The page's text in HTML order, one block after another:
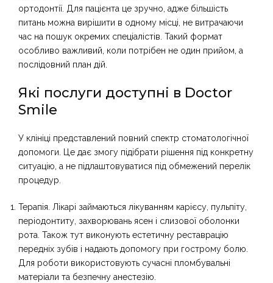
ортодонтії. Для пацієнта це зручно, адже більшість
питань можна вирішити в одному місці, не витрачаючи
час на пошук окремих спеціалістів. Такий формат
особливо важливий, коли потрібен не один прийом, а
послідовний план дій.
Які послуги доступні в Doctor
Smile
У клініці представлений повний спектр стоматологічної
допомоги. Це дає змогу підібрати рішення під конкретну
ситуацію, а не підлаштовуватися під обмежений перелік
процедур.
Терапія. Лікарі займаються лікуванням карієсу, пульпіту,
періодонтиту, захворювань ясен і слизової оболонки
рота. Також тут виконують естетичну реставрацію
передніх зубів і надають допомогу при гострому болю.
Для роботи використовують сучасні пломбувальні
матеріали та безпечну анестезію.